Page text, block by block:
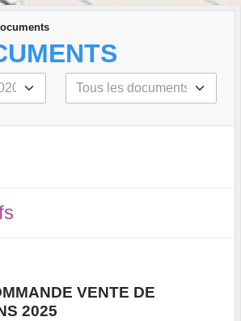
VENTE DE
2025